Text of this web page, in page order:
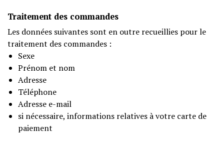
Traitement des commandes
Les données suivantes sont en outre recueillies pour le
traitement des commandes :
Sexe
Prénom et nom
Adresse
Téléphone
Adresse e-mail
si nécessaire, informations relatives à votre carte de
paiement